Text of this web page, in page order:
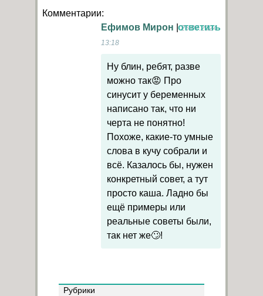
Комментарии:
Ефимов Мирон |26.07.2024
13:18
ответить
Ну блин, ребят, разве
можно так😡 Про
синусит у беременных
написано так, что ни
черта не понятно!
Похоже, какие-то умные
слова в кучу собрали и
всё. Казалось бы, нужен
конкретный совет, а тут
просто каша. Ладно бы
ещё примеры или
реальные советы были,
так нет же🙄!
Рубрики